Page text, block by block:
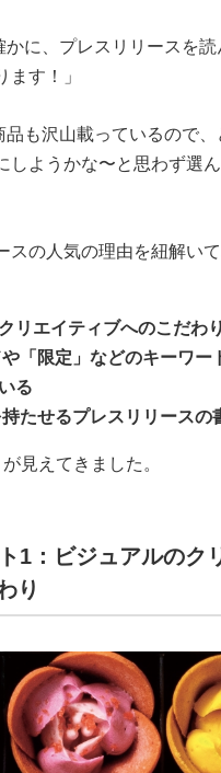
かに、プレスリリースを
ます！」
品も沢山載っているので
しようかな〜と思わず選
スの人気の理由を紐解い
リエイティブへのこだわり
「限定」などのキーワー
る
たせるプレスリリースの
見えてきました。
1：ビジュアルのク
り